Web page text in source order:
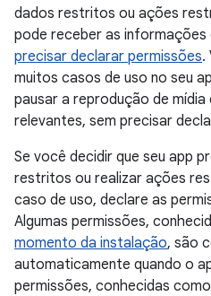
dados restritos ou ações
pode receber as
precisar declarar permissões.
muitos casos de uso no seu
pausar a reprodução de mídia
relevantes, sem precisar
Se você decidir que seu app
restritos ou realizar ações
caso de uso, declare as
Algumas permissões,
momento da instalação, são
automaticamente quando o
permissões, conhecidas como